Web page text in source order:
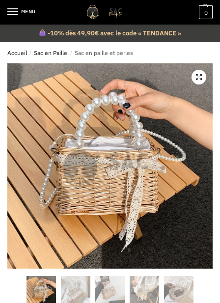
MENU 0
-10% dès 49,90€ avec le code « TENDANCE »
Accueil / Sac en Paille / Sac en paille et perles